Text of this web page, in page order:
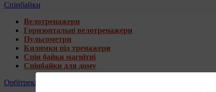
Спінбайки
Велотренажери
Горизонтальні велотренажери
Пульсометри
Килимки під тренажери
Спін байки магнітні
Спінбайки для дому
Орбітреки